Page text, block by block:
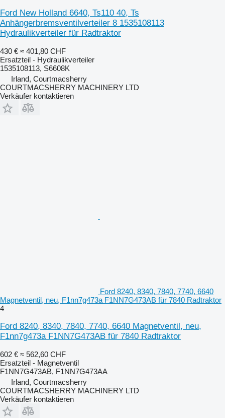
Ford New Holland 6640, Ts110 40, Ts
Anhängerbremsventilverteiler 8 1535108113
Hydraulikverteiler für Radtraktor
430 € ≈ 401,80 CHF
Ersatzteil - Hydraulikverteiler
1535108113, S6608K
Irland, Courtmacsherry
COURTMACSHERRY MACHINERY LTD
Verkäufer kontaktieren
Ford 8240, 8340, 7840, 7740, 6640
Magnetventil, neu, F1nn7g473a F1NN7G473AB für 7840 Radtraktor
4
Ford 8240, 8340, 7840, 7740, 6640 Magnetventil, neu,
F1nn7g473a F1NN7G473AB für 7840 Radtraktor
602 € ≈ 562,60 CHF
Ersatzteil - Magnetventil
F1NN7G473AB, F1NN7G473AA
Irland, Courtmacsherry
COURTMACSHERRY MACHINERY LTD
Verkäufer kontaktieren